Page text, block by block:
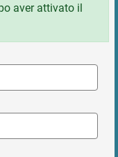
aver attivato il